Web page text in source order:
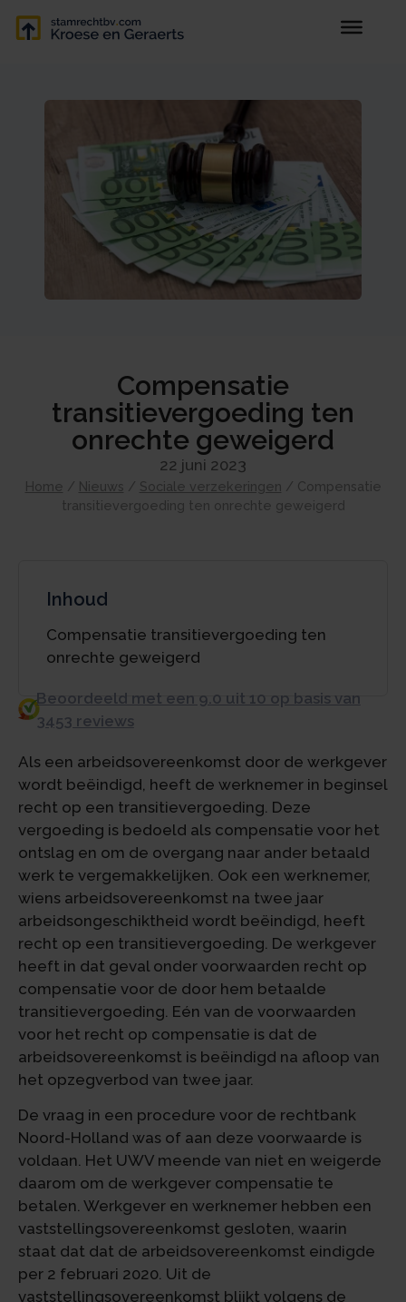
Compensatie
transitievergoeding ten
onrechte geweigerd
22 juni 2023
Home / Nieuws / Sociale verzekeringen / Compensatie
transitievergoeding ten onrechte geweigerd
Inhoud
Compensatie transitievergoeding ten
onrechte geweigerd
Beoordeeld met een 9.0 uit 10 op basis van
3453 reviews
Als een arbeidsovereenkomst door de werkgever
wordt beëindigd, heeft de werknemer in beginsel
recht op een transitievergoeding. Deze
vergoeding is bedoeld als compensatie voor het
ontslag en om de overgang naar ander betaald
werk te vergemakkelijken. Ook een werknemer,
wiens arbeidsovereenkomst na twee jaar
arbeidsongeschiktheid wordt beëindigd, heeft
recht op een transitievergoeding. De werkgever
heeft in dat geval onder voorwaarden recht op
compensatie voor de door hem betaalde
transitievergoeding. Eén van de voorwaarden
voor het recht op compensatie is dat de
arbeidsovereenkomst is beëindigd na afloop van
het opzegverbod van twee jaar.
De vraag in een procedure voor de rechtbank
Noord-Holland was of aan deze voorwaarde is
voldaan. Het UWV meende van niet en weigerde
daarom om de werkgever compensatie te
betalen. Werkgever en werknemer hebben een
vaststellingsovereenkomst gesloten, waarin
staat dat dat de arbeidsovereenkomst eindigde
per 2 februari 2020. Uit de
vaststellingsovereenkomst blijkt volgens de